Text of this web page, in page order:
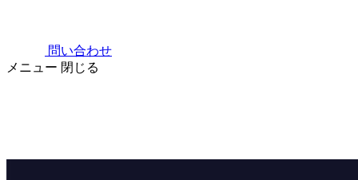
問い合わせ
メニュー 閉じる